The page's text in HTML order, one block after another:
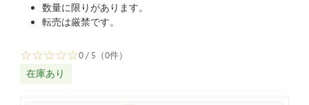
数量に限りがあります。
転売は厳禁です。
☆☆☆☆☆0 / 5（0件）
在庫あり